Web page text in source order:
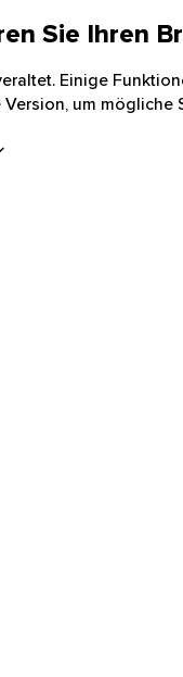
Sie Ihren
Einige
um mögliche